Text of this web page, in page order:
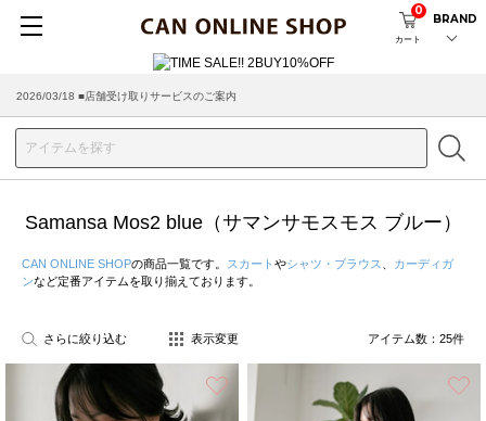
カート
0
BRAND
2026/08/04 ■8/13(木)AM2:00～サイトメンテナンス実施のお知らせ
2026/03/18 ■店舗受け取りサービスのご案内
Samansa Mos2 blue（サマンサモスモス ブルー）
CAN ONLINE SHOPの商品一覧です。 スカート やシャツ・ブラウス
カーディガ
ンなど定番アイテムを取り揃えております。
さらに絞り込む 表示変更 アイテム数： 25件